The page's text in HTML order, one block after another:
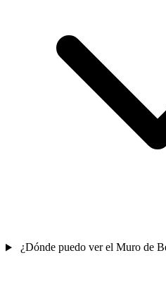
¿Dónde puedo ver el Muro de